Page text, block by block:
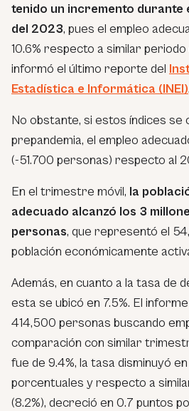
tenido un incremento
del 2023, pues el empleo
10.6% respecto a similar periodo
informó el último reporte del
Estadística e Informática (INEI).
No obstante, si estos índices se
prepandemia, el empleo
(-51.700 personas) respecto al
En el trimestre móvil, la
adecuado alcanzó los 3
personas, que representó el
población económicamente
Además, en cuanto a la tasa de
esta se ubicó en 7.5%. El
414,500 personas buscando
comparación con similar
fue de 9.4%, la tasa disminuyó en
porcentuales y respecto a
(8.2%), decreció en 0.7 puntos